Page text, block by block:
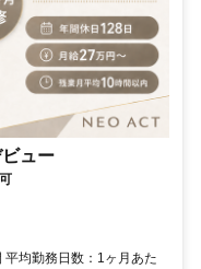
ュー
均勤務日数：1ヶ月あた